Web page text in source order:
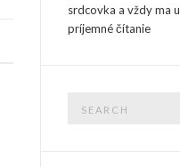
srdcovka a vždy ma
príjemné čítanie